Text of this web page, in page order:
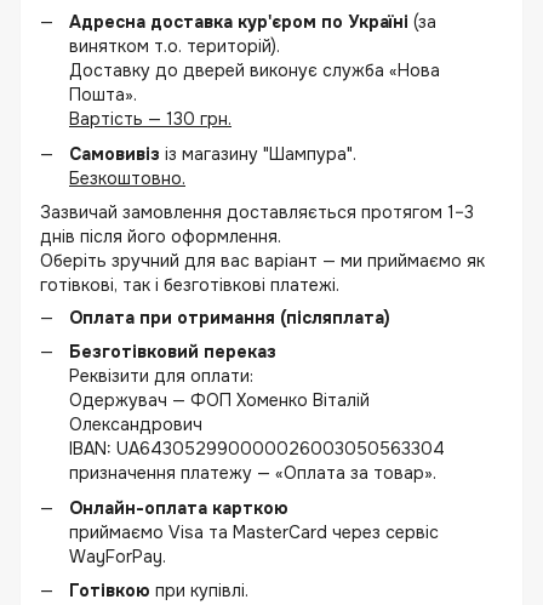
Адресна доставка кур'єром по Україні (за
винятком т.о. територій).
Доставку до дверей виконує служба «Нова
Пошта».
Вартість — 130 грн.
Самовивіз із магазину "Шампура".
Безкоштовно.
Зазвичай замовлення доставляється протягом 1–3
днів після його оформлення.
Оберіть зручний для вас варіант — ми приймаємо як
готівкові, так і безготівкові платежі.
Оплата при отримання (післяплата)
Безготівковий переказ
Реквізити для оплати:
Одержувач — ФОП Хоменко Віталій
Олександрович
IBAN: UA643052990000026003050563304
призначення платежу — «Оплата за товар».
Онлайн-оплата карткою
приймаємо Visa та MasterCard через сервіс
WayForPay.
Готівкою при купівлі.